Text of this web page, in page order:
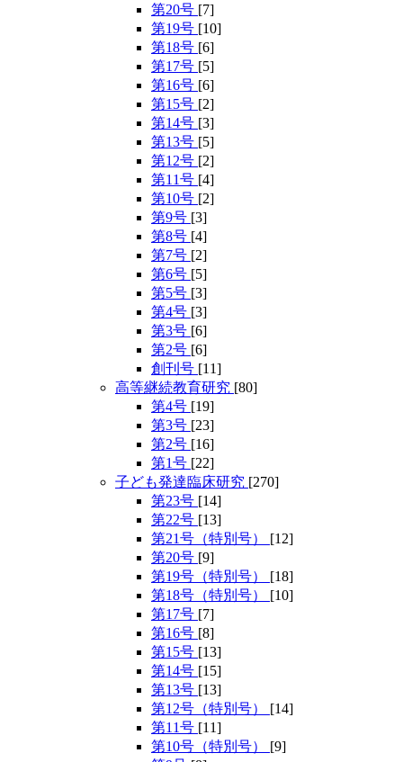
第20号 [7]
第19号 [10]
第18号 [6]
第17号 [5]
第16号 [6]
第15号 [2]
第14号 [3]
第13号 [5]
第12号 [2]
第11号 [4]
第10号 [2]
第9号 [3]
第8号 [4]
第7号 [2]
第6号 [5]
第5号 [3]
第4号 [3]
第3号 [6]
第2号 [6]
創刊号 [11]
高等継続教育研究 [80]
第4号 [19]
第3号 [23]
第2号 [16]
第1号 [22]
子ども発達臨床研究 [270]
第23号 [14]
第22号 [13]
第21号（特別号） [12]
第20号 [9]
第19号（特別号） [18]
第18号（特別号） [10]
第17号 [7]
第16号 [8]
第15号 [13]
第14号 [15]
第13号 [13]
第12号（特別号） [14]
第11号 [11]
第10号（特別号） [9]